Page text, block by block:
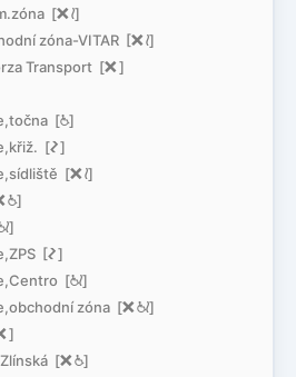
[ë<]
zóna-VITAR [ë<]
Transport [ë]
[@]
[ó]
[ë<]
@]
<]
[ó]
[@<]
zóna [ë@<]
]
[ë@]